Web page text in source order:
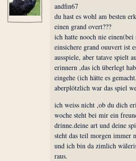
andfin67
du hast es wohl am besten
einen grand overt???
ich hatte nooch nie
einsichere grand ouuvert ist
ausspiele, aber tatave spielt
erinnern ,das ich überlegt
eingehe (ich hätte es
aberplötzlich war das spiel
ich weiss nicht ,ob du dich
woche steht bei mir ein
drinne.deine art und deine
steht das teil morgen immer
und ich bin da zimlich
raus.